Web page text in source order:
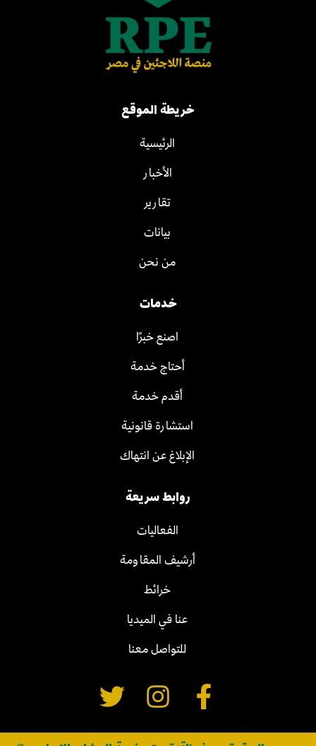
خريطة الموقع
الرئيسية
الأخبار
تقارير
بيانات
من نحن
خدمات
اصنع خبرًا
أحتاج خدمة
أقدم خدمة
استشارة قانونية
الإبلاغ عن انتهاك
روابط سريعة
الفعاليات
أرشيف المقاومة
خرائط
عنا في الميديا
للتواصل معنا